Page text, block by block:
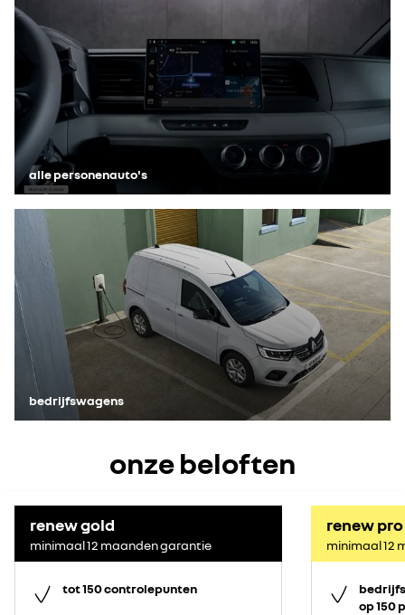
alle personenauto's
bedrijfswagens
onze beloften
renew gold
minimaal 12 maanden garantie
tot 150 controlepunten
renew pro
minimaal 12
op 150